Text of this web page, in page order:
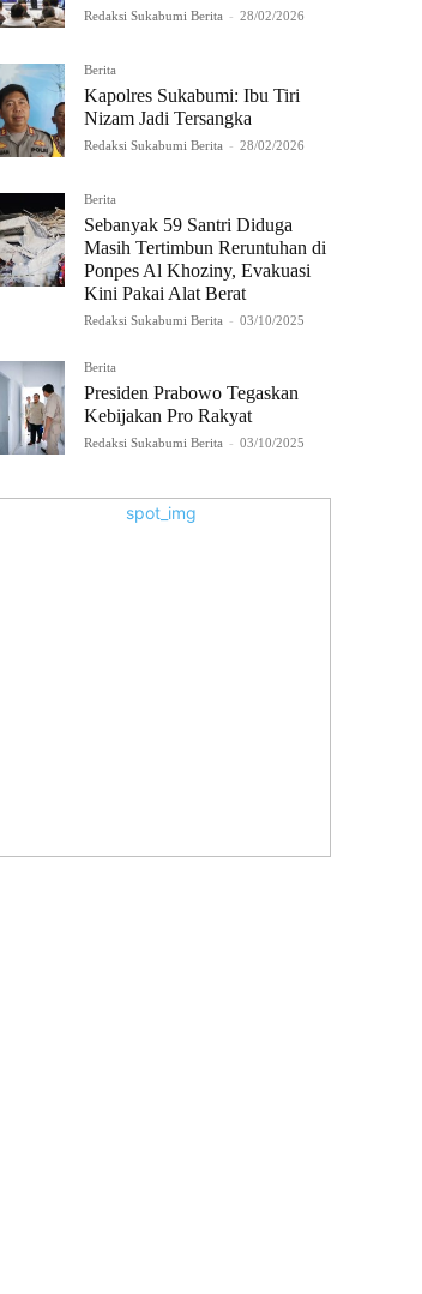
Redaksi Sukabumi Berita - 28/02/2026
Berita
Kapolres Sukabumi: Ibu Tiri
Nizam Jadi Tersangka
Redaksi Sukabumi Berita - 28/02/2026
Berita
Sebanyak 59 Santri Diduga
Masih Tertimbun Reruntuhan di
Ponpes Al Khoziny, Evakuasi
Kini Pakai Alat Berat
Redaksi Sukabumi Berita - 03/10/2025
Berita
Presiden Prabowo Tegaskan
Kebijakan Pro Rakyat
Redaksi Sukabumi Berita - 03/10/2025